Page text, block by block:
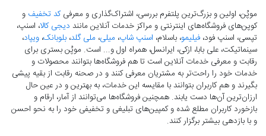
موپُن، اولین و بزرگ‌ترین پلتفرم بررسی، اشتراک‌گذاری و معرفیکد تخفیف و
کوپن‌های فروشگاه‌های اینترنتی و مراکز خدمات آنلاین مانند دیجی کالا، اسنپ،
تپسی، اسنپ فود، فیلیمو، باسلام، اسنپ شاپ، میلی، ملی گلد، بلوبانک، ویپاد،
سینماتیکت، علی بابا، ازکی، ایرانسل، همراه اول و... است. موپُن بستری برای
رقابت و معرفی خدمات آنلاین است تا هم فروشگاه‌ها بتوانند محصولات و
خدمات خود را راحت‌تر به مشتریان معرفی کنند و در صحنه رقابت از بقیه پیشی
بگیرند و هم کاربران بتوانند با مقایسه این خدمات، به بهترین و در عین حال
ارزان‌ترین آن‌ها دست‌ یابند. همچنین فروشگاه‌ها می‌توانند از آمار، ارقام و
بازخورد کاربران مطلع شده و کمپین‌های تبلیغی و تخفیفی خود را به نحو احسن
و با بازدهی بیشتر برگزار کنند.